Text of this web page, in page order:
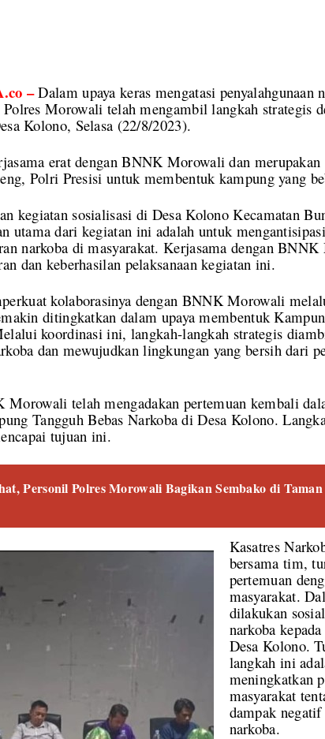
– Dalam upaya keras mengatasi penyalahgunaan
Morowali telah mengambil langkah strategis
Kolono, Selasa (22/8/2023).
erat dengan BNNK Morowali dan
Polri Presisi untuk membentuk kampung yang
kegiatan sosialisasi di Desa Kolono Kecamatan
utama dari kegiatan ini adalah untuk
narkoba di masyarakat. Kerjasama dengan
dan keberhasilan pelaksanaan kegiatan ini.
kolaborasinya dengan BNNK Morowali
ditingkatkan dalam upaya membentuk
koordinasi ini, langkah-langkah strategis
dan mewujudkan lingkungan yang bersih dari
telah mengadakan pertemuan kembali
Tangguh Bebas Narkoba di Desa Kolono.
tujuan ini.
Personil Polres Morowali Bagikan Sembako di
Kasatres
bersama tim,
pertemuan
masyarakat.
dilakukan
narkoba
Desa Kolono.
langkah ini
meningkatkan
masyarakat
dampak negatif
narkoba.